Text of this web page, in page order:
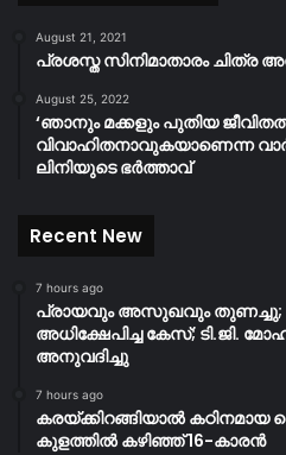
August 21, 2021
പ്രശസ്ത സിനിമാതാരം ചിത്ര
August 25, 2022
‘ഞാനും മക്കളും പുതിയ
വിവാഹിതനാവുകയാണെന്ന
ലിനിയുടെ ഭർത്താവ്
Recent New
7 hours ago
പ്രായവും അസുഖവും തുണച്ചു;
അധിക്ഷേപിച്ച കേസ്; ടി.ജി.
അനുവദിച്ചു
7 hours ago
കരയ്ക്കിറങ്ങിയാൽ കഠിനമായ
കുളത്തിൽ കഴിഞ്ഞ് 16-കാരൻ